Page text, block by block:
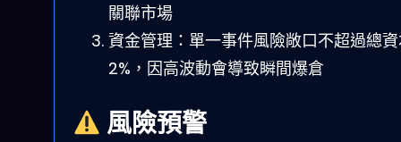
關聯市場
資金管理：單一事件風險敞口不超過總
2%，因高波動會導致瞬間爆倉
風險預警